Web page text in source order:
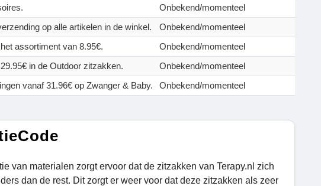
Onbekend/momenteel
op alle artikelen in de winkel.
Onbekend/momenteel
assortiment van 8.95€.
Onbekend/momenteel
in de Outdoor zitzakken.
Onbekend/momenteel
vanaf 31.96€ op Zwanger & Baby. Onbekend/momenteel
van materialen zorgt ervoor dat de zitzakken van Terapy.nl zich
dan de rest. Dit zorgt er weer voor dat deze zitzakken als zeer